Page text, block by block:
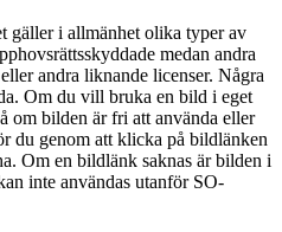
gäller i allmänhet olika typer av
medan andra
andra liknande licenser. Några
Om du vill bruka en bild i eget
om bilden är fri att använda eller
du genom att klicka på bildlänken
Om en bildlänk saknas är bilden i
inte användas utanför SO-